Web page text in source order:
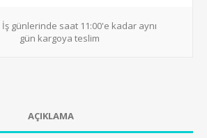
İş günlerinde saat 11:00'e kadar aynı
gün kargoya teslim
AÇIKLAMA